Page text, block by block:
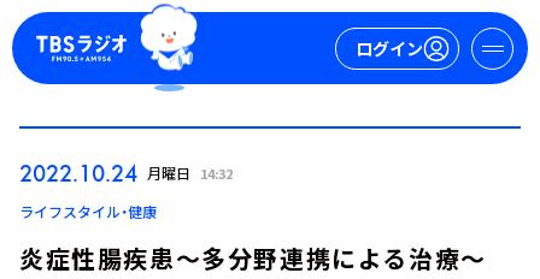
ログイン
ログイン
2022.10.24 月曜日 14:32
ライフスタイル・健康
炎症性腸疾患～多分野連携による治療～